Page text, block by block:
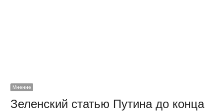
Мнение
Зеленский статью Путина до конца